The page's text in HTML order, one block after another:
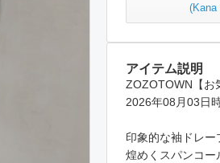
(Kana
アイテム説明
ZOZOTOWN【お
2026年08月03日
印象的な袖ドレ
煌めくスパンコー